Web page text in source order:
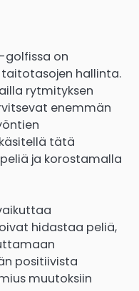
golfissa on
taitotasojen hallinta.
rytmityksen
enemmän
tätä
ja korostamalla
hidastaa peliä,
positiivista
muutoksiin